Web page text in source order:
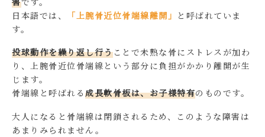
日本語では、
「上腕骨近位骨端線離開」 と呼ばれていま
す。
投球動作を繰り返し行うことで未熟な骨にストレスが加わ
り、上腕骨近位骨端線という部分に負担がかかり離開が生
じます。
骨端線と呼ばれる 成長軟骨板は、お子様特有のものです。
大人になると骨端線は閉鎖されるため、このような障害は
あまりみられません。